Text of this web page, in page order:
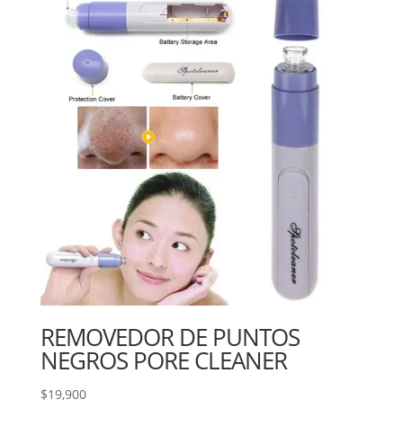
REMOVEDOR DE PUNTOS
NEGROS PORE CLEANER
$19,900